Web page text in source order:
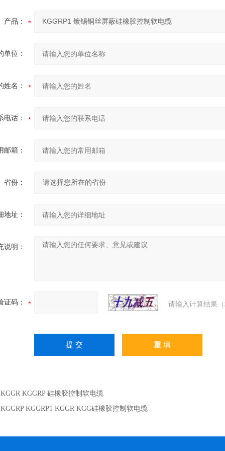
产品：
单位：
姓名：
电话：
邮箱：
省份：
地址：
说明：
证码： 请输入计算结果
KGGR KGGRP 硅橡胶控制软电缆
KGGRP KGGRP1 KGGR KGG硅橡胶控制软电缆